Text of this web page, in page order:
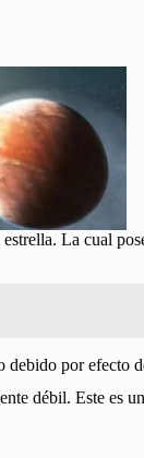
La cual
por efecto
débil. Este es